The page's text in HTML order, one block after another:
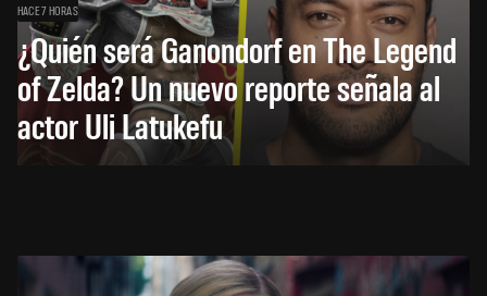
HACE 7 HORAS
¿Quién será Ganondorf en The Legend
of Zelda? Un nuevo reporte señala al
actor Uli Latukefu